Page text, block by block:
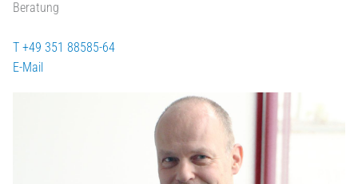
Beratung
T +49 351 88585-64
E-Mail